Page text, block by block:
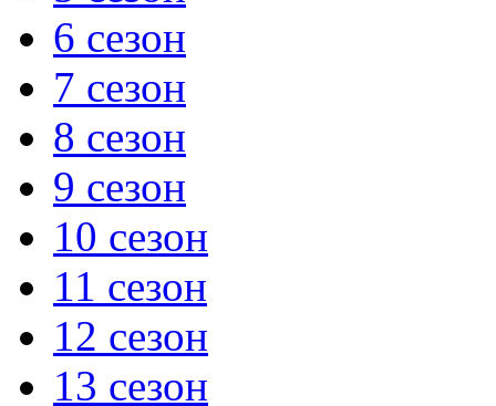
6 сезон
7 сезон
8 сезон
9 сезон
10 сезон
11 сезон
12 сезон
13 сезон